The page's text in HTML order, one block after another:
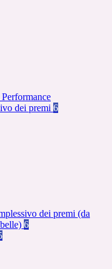
dei premi 6
dei premi (da
6